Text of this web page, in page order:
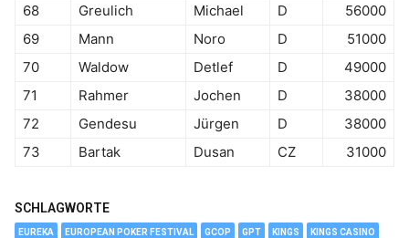
68
Greulich Michael D
56000
69
Mann Noro D
51000
70
Waldow Detlef D
49000
71
Rahmer Jochen D
38000
72
Gendesu Jürgen D
38000
73
Bartak Dusan CZ 31000
SCHLAGWORTE
EUREKA EUROPEAN POKER FESTIVAL GCOP GPT KINGS KINGS CASINO